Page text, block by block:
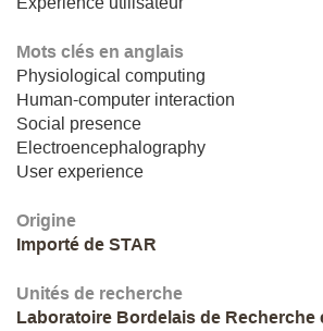
Mots clés en anglais
Physiological computing
Human-computer interaction
Social presence
Electroencephalography
User experience
Origine
Importé de STAR
Unités de recherche
Laboratoire Bordelais de Recherche